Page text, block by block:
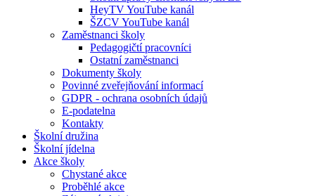
HeyTV YouTube kanál
ŠZCV YouTube kanál
Zaměstnanci školy
Pedagogičtí pracovníci
Ostatní zaměstnanci
Dokumenty školy
Povinné zveřejňování informací
GDPR - ochrana osobních údajů
E-podatelna
Kontakty
Školní družina
Školní jídelna
Akce školy
Chystané akce
Proběhlé akce